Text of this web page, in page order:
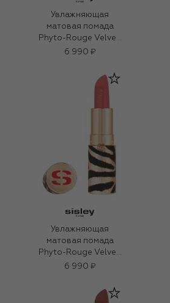
Увлажняющая
матовая помада
Phyto-Rouge Velvet,
оттенок 22 Ярко-
6 990 ₽
Увлажняющая
матовая помада
Phyto-Rouge Velvet,
оттенок 21
розовый (3g)
6 990 ₽